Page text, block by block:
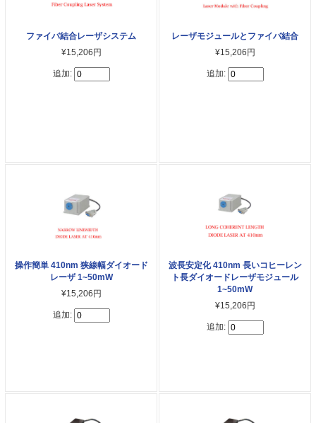
ファイバ結合レーザシステム
¥15,206円
追加:
レーザモジュールとファイバ結合
¥15,206円
追加:
操作簡単 410nm 狭線幅ダイオード
レーザ 1~50mW
¥15,206円
追加:
波長安定化 410nm 長いコヒーレン
ト長ダイオードレーザモジュール
1~50mW
¥15,206円
追加: